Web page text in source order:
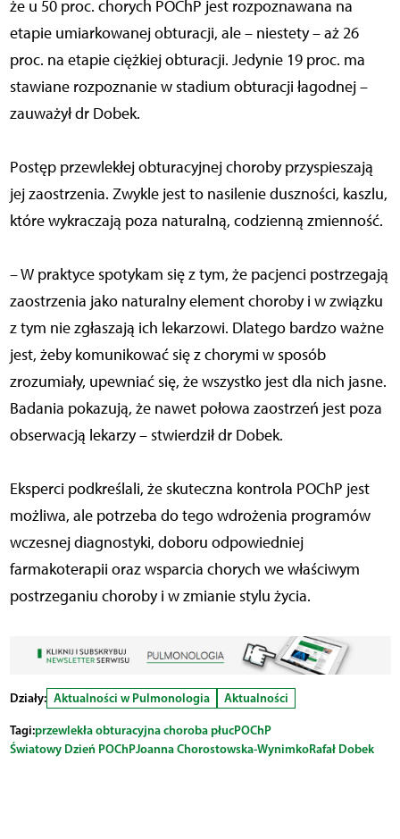
że u 50 proc. chorych POChP jest rozpoznawana na
etapie umiarkowanej obturacji, ale – niestety – aż 26
proc. na etapie ciężkiej obturacji. Jedynie 19 proc. ma
stawiane rozpoznanie w stadium obturacji łagodnej –
zauważył dr Dobek.
Postęp przewlekłej obturacyjnej choroby przyspieszają
jej zaostrzenia. Zwykle jest to nasilenie duszności, kaszlu,
które wykraczają poza naturalną, codzienną zmienność.
– W praktyce spotykam się z tym, że pacjenci postrzegają
zaostrzenia jako naturalny element choroby i w związku
z tym nie zgłaszają ich lekarzowi. Dlatego bardzo ważne
jest, żeby komunikować się z chorymi w sposób
zrozumiały, upewniać się, że wszystko jest dla nich jasne.
Badania pokazują, że nawet połowa zaostrzeń jest poza
obserwacją lekarzy – stwierdził dr Dobek.
Eksperci podkreślali, że skuteczna kontrola POChP jest
możliwa, ale potrzeba do tego wdrożenia programów
wczesnej diagnostyki, doboru odpowiedniej
farmakoterapii oraz wsparcia chorych we właściwym
postrzeganiu choroby i w zmianie stylu życia.
Działy: Aktualności w Pulmonologia
Aktualności
Tagi:przewlekła obturacyjna choroba płucPOChP
Światowy Dzień POChPJoanna Chorostowska-WynimkoRafał Dobek